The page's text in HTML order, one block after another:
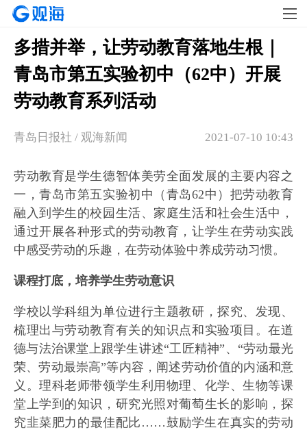
多措并举，让劳动教育落地生根｜
青岛市第五实验初中（62中）开展
劳动教育系列活动
2021-07-10 10:43
青岛日报社 / 观海新闻
劳动教育是学生德智体美劳全面发展的主要内容之
一，青岛市第五实验初中（青岛62中）把劳动教育
融入到学生的校园生活、家庭生活和社会生活中，
通过开展各种形式的劳动教育，让学生在劳动实践
中感受劳动的乐趣，在劳动体验中养成劳动习惯。
课程打底，培养学生劳动意识
学校以学科组为单位进行主题教研，探究、发现、
梳理出与劳动教育有关的知识点和实验项目。在道
德与法治课堂上跟学生讲述“工匠精神”、“劳动最光
荣、劳动最崇高”等内容，阐述劳动价值的内涵和意
义。理科老师带领学生利用物理、化学、生物等课
堂上学到的知识，研究光照对葡萄生长的影响，探
究韭菜肥力的最佳配比……鼓励学生在真实的劳动